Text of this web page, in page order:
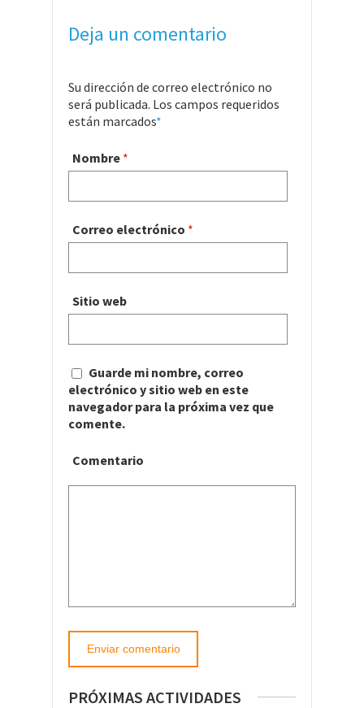
Deja un comentario
Su dirección de correo electrónico no
será publicada. Los campos requeridos
están marcados*
Nombre *
Correo electrónico *
Sitio web
Guarde mi nombre, correo
electrónico y sitio web en este
navegador para la próxima vez que
comente.
Comentario
PRÓXIMAS ACTIVIDADES